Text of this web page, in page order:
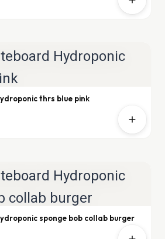
thrs blue pink
sponge bob collab burger